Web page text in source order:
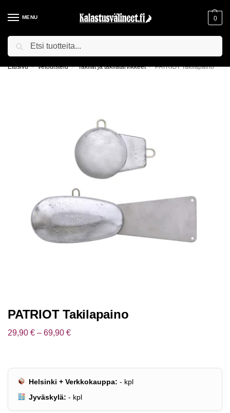
MENU 0
ILMAINEN TOIMITUS YLI 75€ TILAUKSILLE!
Etusivu / Vetouistelu / Takilat ja takilatarvikkeet / PATRIOT Takilapaino
PATRIOT Takilapaino
29,90 € – 69,90 €
Helsinki + Verkkokauppa: - kpl
Jyväskylä: - kpl